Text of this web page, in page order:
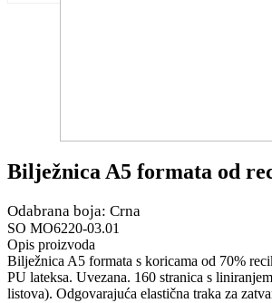
Bilježnica A5 formata od
Odabrana boja: Crna
SO MO6220-03.01
Opis proizvoda
Bilježnica A5 formata s koricama od 70%
PU lateksa. Uvezana. 160 stranica s
listova). Odgovarajuća elastična traka za